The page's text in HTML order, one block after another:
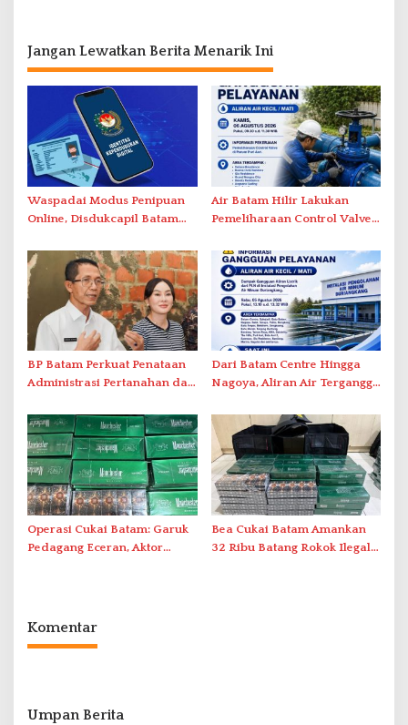
Jangan Lewatkan Berita Menarik Ini
Waspadai Modus Penipuan
Online, Disdukcapil Batam
Tatap Muka
Air Batam Hilir Lakukan
Pemeliharaan Control Valve,
BP Batam Perkuat Penataan
Administrasi Pertanahan dan
Dari Batam Centre Hingga
Nagoya, Aliran Air Terganggu
Duriangkang
Operasi Cukai Batam: Garuk
Pedagang Eceran, Aktor
Bea Cukai Batam Amankan
32 Ribu Batang Rokok Ilegal
Komentar
Umpan Berita